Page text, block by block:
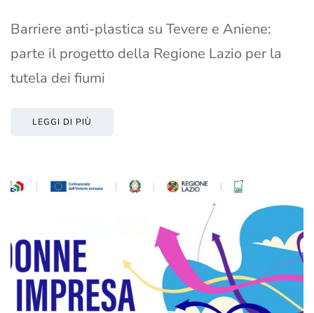
Barriere anti-plastica su Tevere e Aniene:
parte il progetto della Regione Lazio per la
tutela dei fiumi
LEGGI DI PIÙ